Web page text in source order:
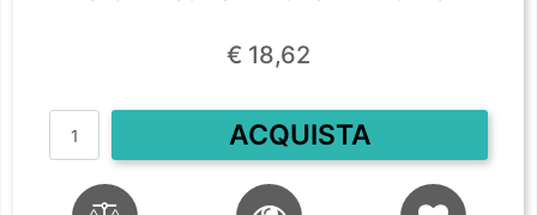
€ 18,62
Quantità
ACQUISTA